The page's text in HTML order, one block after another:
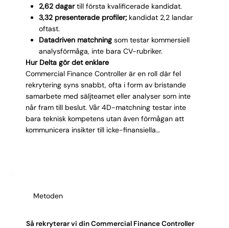
2,62 dagartill första kvalificerade kandidat.
3,32 presenterade profiler;kandidat 2,2 landar
oftast.
Datadriven matchningsom testar kommersiell
analysförmåga, inte bara CV-rubriker.
Hur Delta gör det enklare
Commercial Finance Controller är en roll där fel
rekrytering syns snabbt, ofta i form av bristande
samarbete med säljteamet eller analyser som inte
når fram till beslut. Vår 4D-matchning testar inte
bara teknisk kompetens utan även förmågan att
kommunicera insikter till icke-finansiella
Metoden
Så rekryterar vi din Commercial Finance Controller